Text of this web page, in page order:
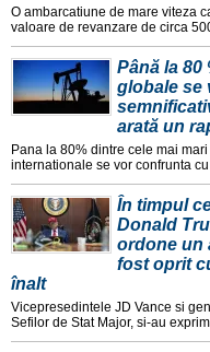
O ambarcatiune de mare viteza
valoare de revanzare de circa
Până la 80
globale se
arată un
Pana la 80% dintre cele mai
internationale se vor confrunta
În timpul
Donald
ordone un
fost oprit
înalt
Vicepresedintele JD Vance si
Sefilor de Stat Major, si-au